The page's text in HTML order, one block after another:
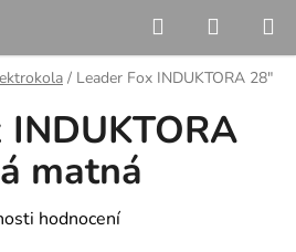
Hledat
KOŠÍK
/ Leader Fox INDUKTORA 28"
INDUKTORA
matná
hodnocení